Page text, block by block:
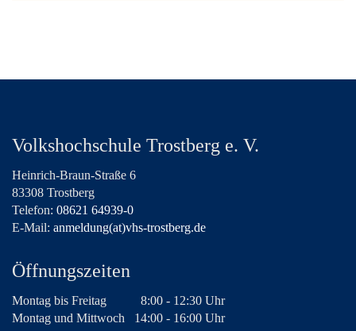
Volkshochschule Trostberg e. V.
Heinrich-Braun-Straße 6
83308 Trostberg
Telefon: 08621 64939-0
E-Mail: anmeldung(at)vhs-trostberg.de
Öffnungszeiten
Montag bis Freitag
8:00 - 12:30 Uhr
Montag und Mittwoch 14:00 - 16:00 Uhr